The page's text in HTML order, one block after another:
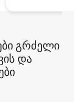
გრძელი
და